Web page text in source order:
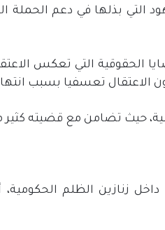
التي بذلها في دعم
الحقوقية التي تعكس
الاعتقال تعسفيا بسبب
حيث تضامن مع قضيته
زنازين الظلم